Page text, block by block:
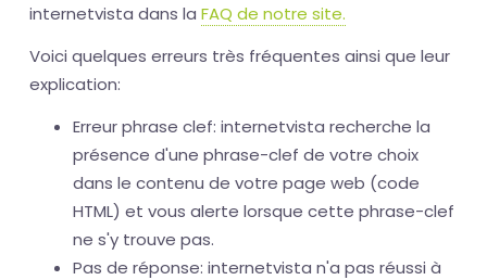
internetvista dans la FAQ de notre site.
Voici quelques erreurs très fréquentes ainsi que leur
explication:
Erreur phrase clef: internetvista recherche la
présence d'une phrase-clef de votre choix
dans le contenu de votre page web (code
HTML) et vous alerte lorsque cette phrase-clef
ne s'y trouve pas.
Pas de réponse: internetvista n'a pas réussi à